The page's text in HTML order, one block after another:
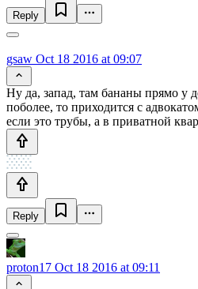
Reply
gsaw Oct 18 2016 at 09:07
Ну да, запад, там бананы прямо у
поболее, то приходится с
если это трубы, а в приватной
Reply
proton17 Oct 18 2016 at 09:11